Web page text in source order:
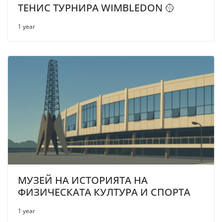
ТЕНИС ТУРНИРА WIMBLEDON 🥎
1 year
МУЗЕЙ НА ИСТОРИЯТА НА
ФИЗИЧЕСКАТА КУЛТУРА И СПОРТА
1 year